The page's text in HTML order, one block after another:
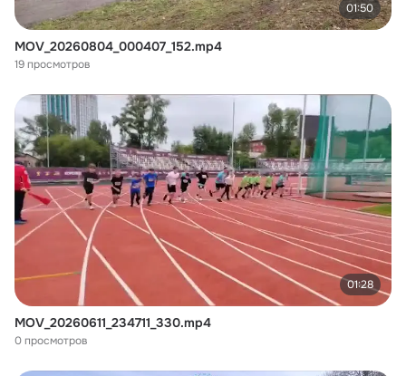
01:50
MOV_20260804_000407_152.mp4
19 просмотров
01:28
MOV_20260611_234711_330.mp4
0 просмотров